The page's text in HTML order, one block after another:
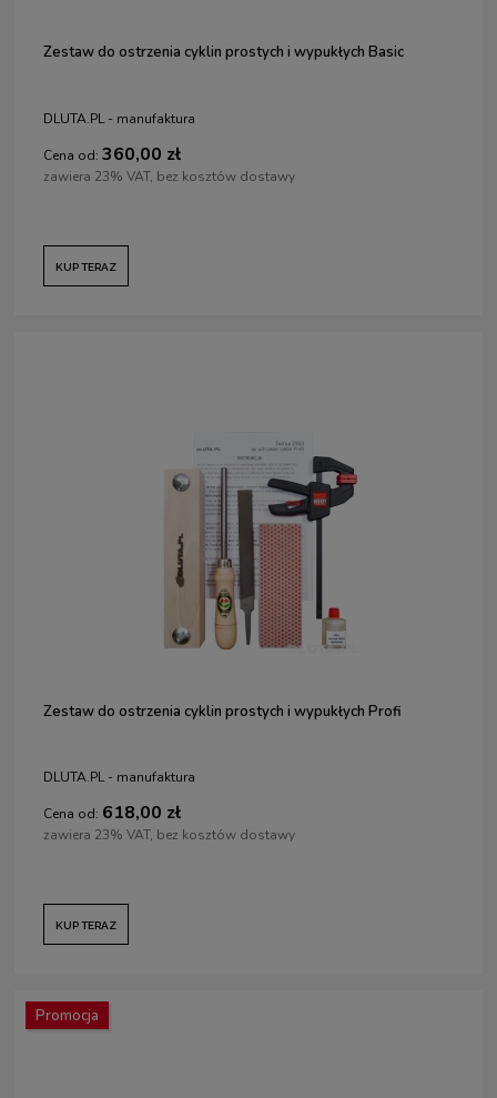
Zestaw do ostrzenia cyklin prostych i wypukłych Basic
DLUTA.PL - manufaktura
Cena od: 360,00 zł
zawiera 23% VAT, bez kosztów dostawy
KUP TERAZ
Zestaw do ostrzenia cyklin prostych i wypukłych Profi
DLUTA.PL - manufaktura
Cena od: 618,00 zł
zawiera 23% VAT, bez kosztów dostawy
KUP TERAZ
Promocja